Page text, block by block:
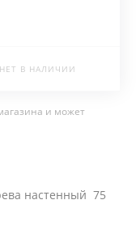
НЕТ В НАЛИЧИИ
и может
настенный 75